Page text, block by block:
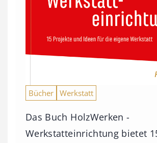
Bücher Werkstatt
Das Buch HolzWerken -
Werkstatteinrichtung bietet